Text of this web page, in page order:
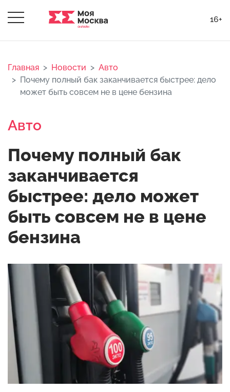
16+
Главная Новости
Авто
Почему полный бак заканчивается быстрее: дело
может быть совсем не в цене бензина
Авто
Почему полный бак
заканчивается
быстрее: дело может
быть совсем не в цене
бензина